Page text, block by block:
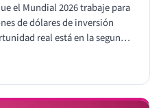
el Mundial 2026 trabaje para
de dólares de inversión
real está en la segunda
cruzan: usar los símbolos
caro.